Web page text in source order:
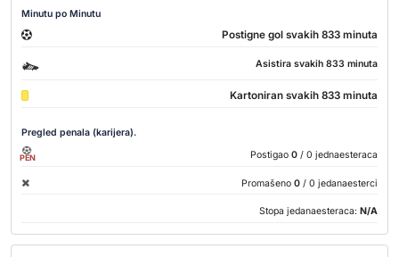
Minutu po Minutu
Postigne gol svakih 833 minuta
Asistira svakih 833 minuta
Kartoniran svakih 833 minuta
Pregled penala (karijera).
PEN Postigao 0 / 0 jednaesteraca
Promašeno 0 / 0 jedanaesterci
Stopa jedanaesteraca: N/A